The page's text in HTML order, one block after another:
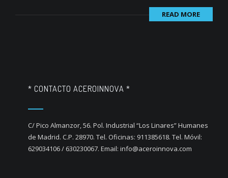
READ MORE
* CONTACTO ACEROINNOVA *
C/ Pico Almanzor, 56. Pol. Industrial “Los Linares” Humanes
de Madrid. C.P. 28970. Tel. Oficinas: 911385618. Tel. Móvil:
629034106 / 630230067. Email: info@aceroinnova.com